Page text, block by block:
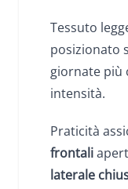
Tessuto
posizionato
giornate più
intensità.
Praticità
frontali
laterale